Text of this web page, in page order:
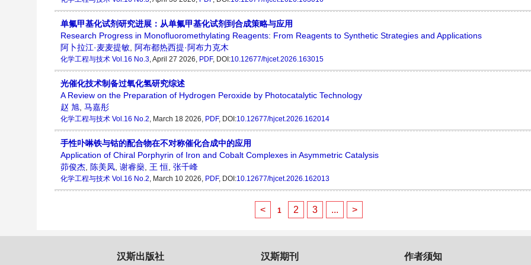
单氟甲基化试剂研究进展：从单氟甲基化试剂到合成策略与应用
Research Progress in Monofluoromethylating Reagents: From Reagents to Synthetic Strategies and Applications
阿卜拉江·麦麦提敏, 阿布都热西提·阿布力克木
化学工程与技术 Vol.16 No.3, April 27 2026, PDF, DOI:10.12677/hjcet.2026.163015
光催化技术制备过氧化氢研究综述
A Review on the Preparation of Hydrogen Peroxide by Photocatalytic Technology
赵 旭, 马嘉彤
化学工程与技术 Vol.16 No.2, March 18 2026, PDF, DOI:10.12677/hjcet.2026.162014
手性卟啉铁与钴的配合物在不对称催化合成中的应用
Application of Chiral Porphyrin of Iron and Cobalt Complexes in Asymmetric Catalysis
茆俊杰, 陈美凤, 谢睿燊, 王 恒, 张千峰
化学工程与技术 Vol.16 No.2, March 10 2026, PDF, DOI:10.12677/hjcet.2026.162013
< 1 2 3 ... >
汉斯出版社 汉斯期刊 作者须知